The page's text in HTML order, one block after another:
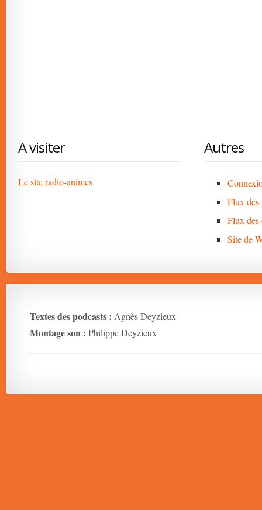
A visiter
Le site radio-animes
Autres
Flux des
Flux des
Site de
Textes des podcasts : Agnès Deyzieux
Montage son : Philippe Deyzieux